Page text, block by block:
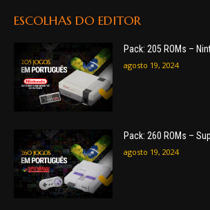
ESCOLHAS DO EDITOR
Pack: 205 ROMs –
agosto 19, 2024
Pack: 260 ROMs –
agosto 19, 2024